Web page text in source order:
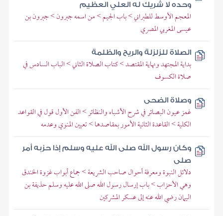
وحده لا شريك له العلي العظيم
المعجم الأوسط للطبراني > باب الجيم > من اسمه جبرون > جبرون بن
عيسى المغربي المصري
الصلاة للزلزلة والريح والظلمة
بداية المجتهد ونهاية المقتصد > كتاب الصلاة الثاني > الباب السادس في
صلاة الكسوف
وصلاة الضحى
غمز عيون البصائر في شرح الأشباه والنظائر > الفن الأول قول في القواعد
الكلية > القاعدة الثانية الأمور بمقاصدها > تعيين المنوي وعدمه
وكان رسول الله صلى الله عليه وسلم إذا حزبه أمر
صلى
دلائل النبوة ومعرفة أحوال صاحب الشريعة > جماع أبواب غزوة الخندق
وهي الأحزاب > باب إرسال رسول الله صلى الله عليه وسلم حذيفة بن
اليمان رضي الله عنه إلى عسكر المشركين